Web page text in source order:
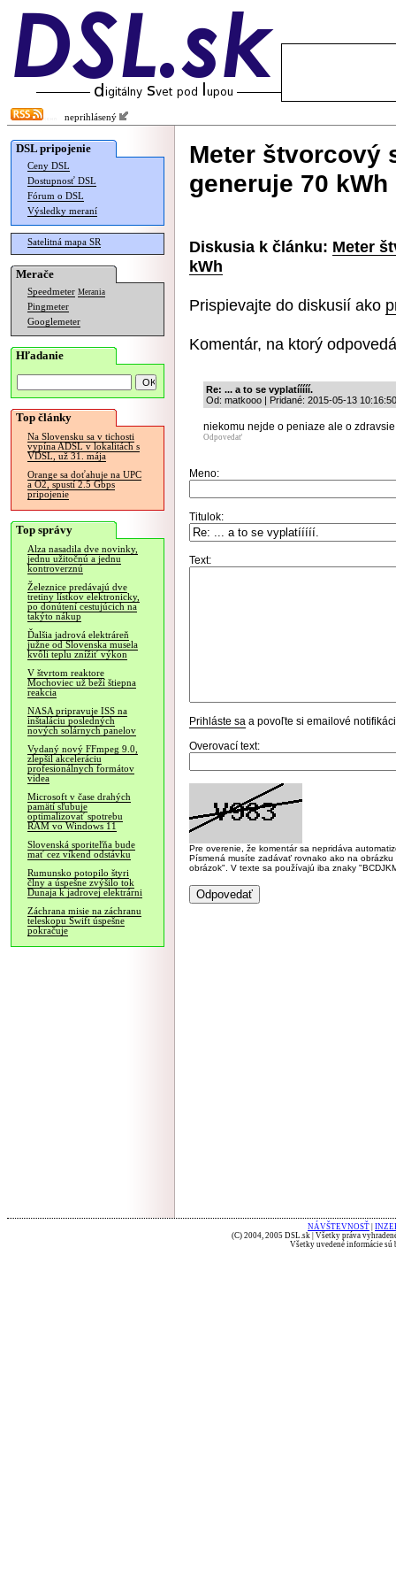
neprihlásený
DSL pripojenie
Ceny DSL
Dostupnosť DSL
Fórum o DSL
Výsledky meraní
Satelitná mapa SR
Merače
Speedmeter Merania
Pingmeter
Googlemeter
Hľadanie
Top články
Na Slovensku sa v tichosti
vypína ADSL v lokalitách s
VDSL, už 31. mája
Orange sa doťahuje na UPC
a O2, spustí 2.5 Gbps
pripojenie
Top správy
Alza nasadila dve novinky,
jednu užitočnú a jednu
kontroverznú
Železnice predávajú dve
tretiny lístkov elektronicky,
po donútení cestujúcich na
takýto nákup
Ďalšia jadrová elektráreň
južne od Slovenska musela
kvôli teplu znížiť výkon
V štvrtom reaktore
Mochoviec už beží štiepna
reakcia
NASA pripravuje ISS na
inštaláciu posledných
nových solárnych panelov
Vydaný nový FFmpeg 9.0,
zlepšil akceleráciu
profesionálnych formátov
videa
Microsoft v čase drahých
pamätí sľubuje
optimalizovať spotrebu
RAM vo Windows 11
Slovenská sporiteľňa bude
mať cez víkend odstávku
Rumunsko potopilo štyri
člny a úspešne zvýšilo tok
Dunaja k jadrovej elektrárni
Záchrana misie na záchranu
teleskopu Swift úspešne
pokračuje
Meter štvorcový
generuje 70 kWh
Diskusia k článku: Meter
kWh
Prispievajte do diskusií ako
Komentár, na ktorý
Re: ... a to se vyplatííííí.
Od: matkooo | Pridané: 2015-05-13 10:16:50
niekomu nejde o peniaze ale o
Odpovedať
Meno:
Titulok:
Text:
Prihláste sa a povoľte si emailové
Overovací text:
Pre overenie, že komentár sa nepridáva
Písmená musíte zadávať rovnako ako na
obrázok". V texte sa používajú iba znaky
NÁVŠTEVNOSŤ
(C) 2004, 2005 DSL.sk | Všetky práva
Všetky uvedené informácie sú